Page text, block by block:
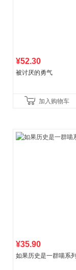
¥52.30
被讨厌的勇气
加入购物车
¥35.90
如果历史是一群喵系列